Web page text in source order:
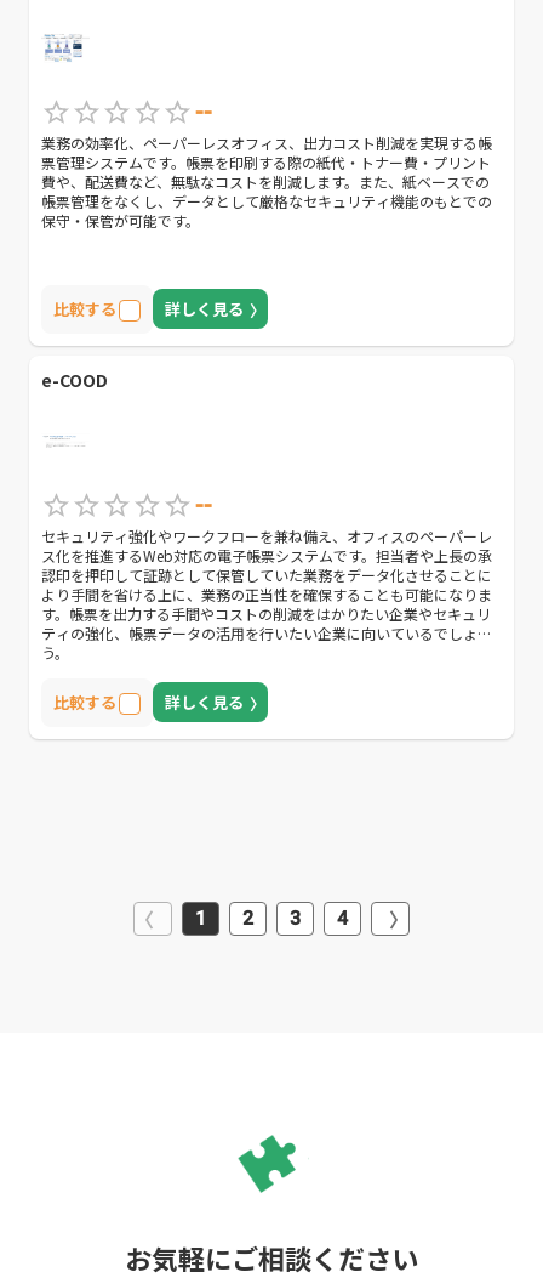
--
業務の効率化、ペーパーレスオフィス、出力コスト削減を実現する帳
票管理システムです。帳票を印刷する際の紙代・トナー費・プリント
費や、配送費など、無駄なコストを削減します。また、紙ベースでの
帳票管理をなくし、データとして厳格なセキュリティ機能のもとでの
保守・保管が可能です。
比較する 詳しく見る
e-COOD
--
セキュリティ強化やワークフローを兼ね備え、オフィスのペーパーレ
ス化を推進するWeb対応の電子帳票システムです。担当者や上長の承
認印を押印して証跡として保管していた業務をデータ化させることに
より手間を省ける上に、業務の正当性を確保することも可能になりま
す。帳票を出力する手間やコストの削減をはかりたい企業やセキュリ
ティの強化、帳票データの活用を行いたい企業に向いているでしょ
う。
比較する 詳しく見る
1 2 3 4
お気軽にご相談ください